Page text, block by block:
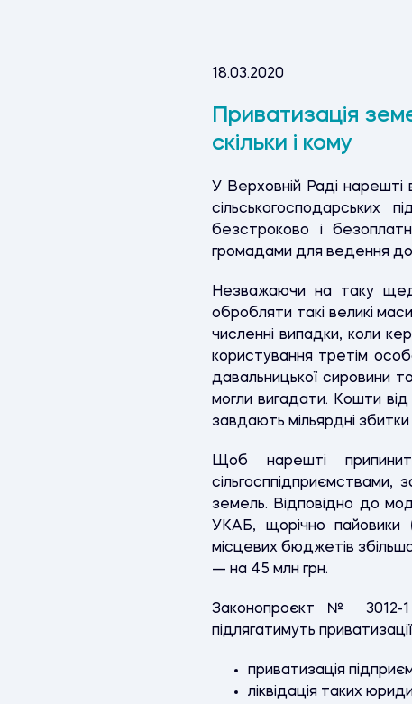
18.03.2020
Приватизація
скільки і кому
У Верховній Раді
сільськогосподарських
безстроково і
громадами для ведення
Незважаючи на таку
обробляти такі великі
численні випадки, коли
користування третім
давальницької сировини
могли вигадати. Кошти від
завдають мільярдні
Щоб нарешті
земель. Відповідно до
УКАБ, щорічно пайовики
місцевих бюджетів
— на 45 млн грн.
Законопроєкт № 3012-1
підлягатимуть
приватизація
ліквідація таких